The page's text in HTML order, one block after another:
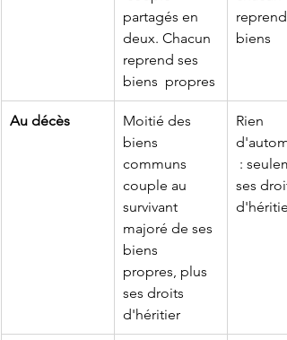
partagés en
deux. Chacun
reprend ses
biens  propres
reprend
biens
Au décès
Moitié des
biens
communs
couple au
survivant
majoré de ses
biens
propres, plus
ses droits
d'héritier
Rien
:
ses
d'héritier